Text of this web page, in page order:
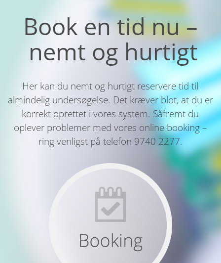
Book en tid nu –
nemt og hurtigt
Her kan du nemt og hurtigt reservere tid til
almindelig undersøgelse. Det kræver blot, at du er
korrekt oprettet i vores system. Såfremt du
oplever problemer med vores online booking –
ring venligst på telefon 9740 2277.